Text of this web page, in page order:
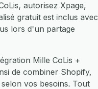
autorisez Xpage,
gratuit est inclus avec
lors d'un partage
Mille CoLis +
de combiner Shopify,
vos besoins. Tout